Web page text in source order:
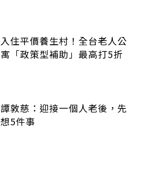
入住平價養生村！全台老人公
寓「政策型補助」最高打5折
譚敦慈：迎接一個人老後，先
想5件事